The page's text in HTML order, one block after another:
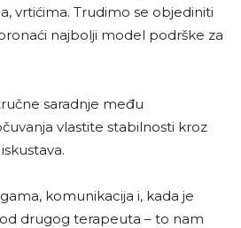
vrtićima. Trudimo se objediniti
najbolji model podrške za
saradnje među
vlastite stabilnosti kroz
komunikacija i, kada je
drugog terapeuta – to nam